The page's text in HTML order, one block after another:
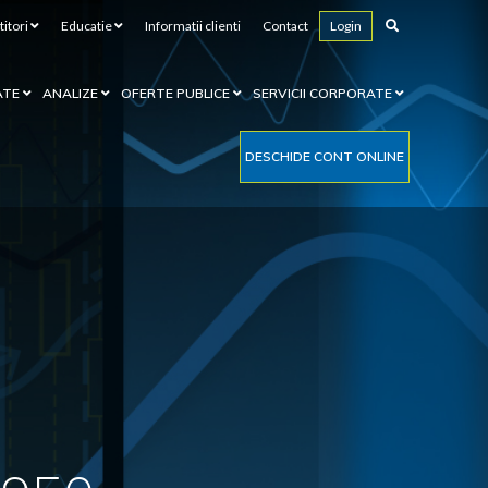
Educatie Informatii clienti Contact Login
ANALIZE OFERTE PUBLICE SERVICII CORPORATE
DESCHIDE CONT ONLINE